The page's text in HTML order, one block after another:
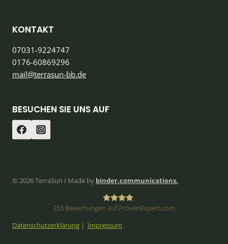
KONTAKT
07031-9224747
0176-60869296
mail@terrasun-bb.de
BESUCHEN SIE UNS AUF
© 2026 TerraSun I Made by binder.communications.
TerraSun GmbH
255 Bewertungen auf ProvenExpert.com
Datenschutzerklärung | Impressum